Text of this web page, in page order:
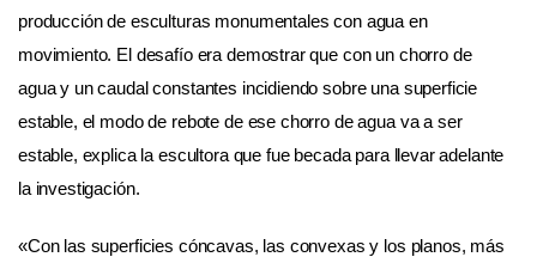
producción de esculturas monumentales con agua en
movimiento. El desafío era demostrar que con un chorro de
agua y un caudal constantes incidiendo sobre una superficie
estable, el modo de rebote de ese chorro de agua va a ser
estable, explica la escultora que fue becada para llevar adelante
la investigación.
«Con las superficies cóncavas, las convexas y los planos, más